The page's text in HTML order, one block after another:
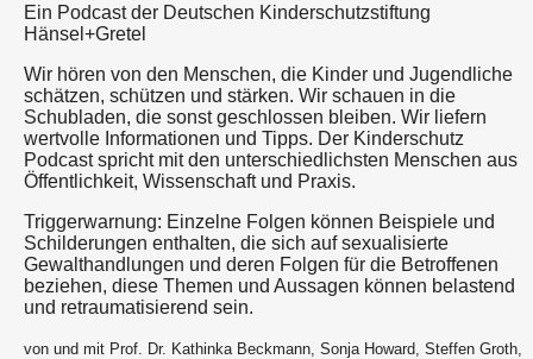
Ein Podcast der Deutschen Kinderschutzstiftung
Hänsel+Gretel
Wir hören von den Menschen, die Kinder und Jugendliche
schätzen, schützen und stärken. Wir schauen in die
Schubladen, die sonst geschlossen bleiben. Wir liefern
wertvolle Informationen und Tipps. Der Kinderschutz
Podcast spricht mit den unterschiedlichsten Menschen aus
Öffentlichkeit, Wissenschaft und Praxis.
Triggerwarnung: Einzelne Folgen können Beispiele und
Schilderungen enthalten, die sich auf sexualisierte
Gewalthandlungen und deren Folgen für die Betroffenen
beziehen, diese Themen und Aussagen können belastend
und retraumatisierend sein.
von und mit Prof. Dr. Kathinka Beckmann, Sonja Howard, Steffen Groth,